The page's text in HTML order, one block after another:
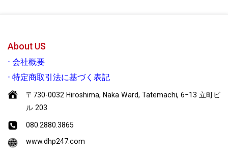
About US
⋅ 会社概要
⋅ 特定商取引法に基づく表記
〒730-0032 Hiroshima, Naka Ward, Tatemachi, 6−13 立町ビ
ル 203
080.2880.3865
www.dhp247.com